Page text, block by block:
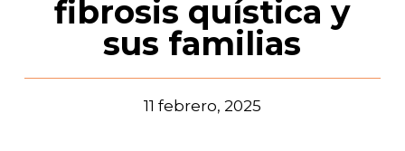
fibrosis quística y
sus familias
11 febrero, 2025